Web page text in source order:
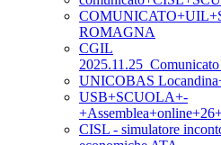
ROMAGNA
CGIL
UNICOBAS
USB+SCUOLA+-
CISL - simulatore